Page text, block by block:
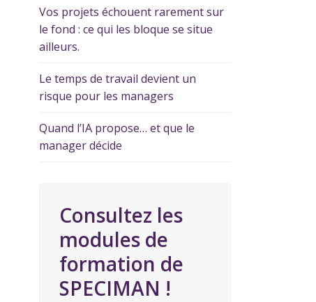
Vos projets échouent rarement sur
le fond : ce qui les bloque se situe
ailleurs.
Le temps de travail devient un
risque pour les managers
Quand l’IA propose… et que le
manager décide
Consultez les
modules de
formation de
SPECIMAN !